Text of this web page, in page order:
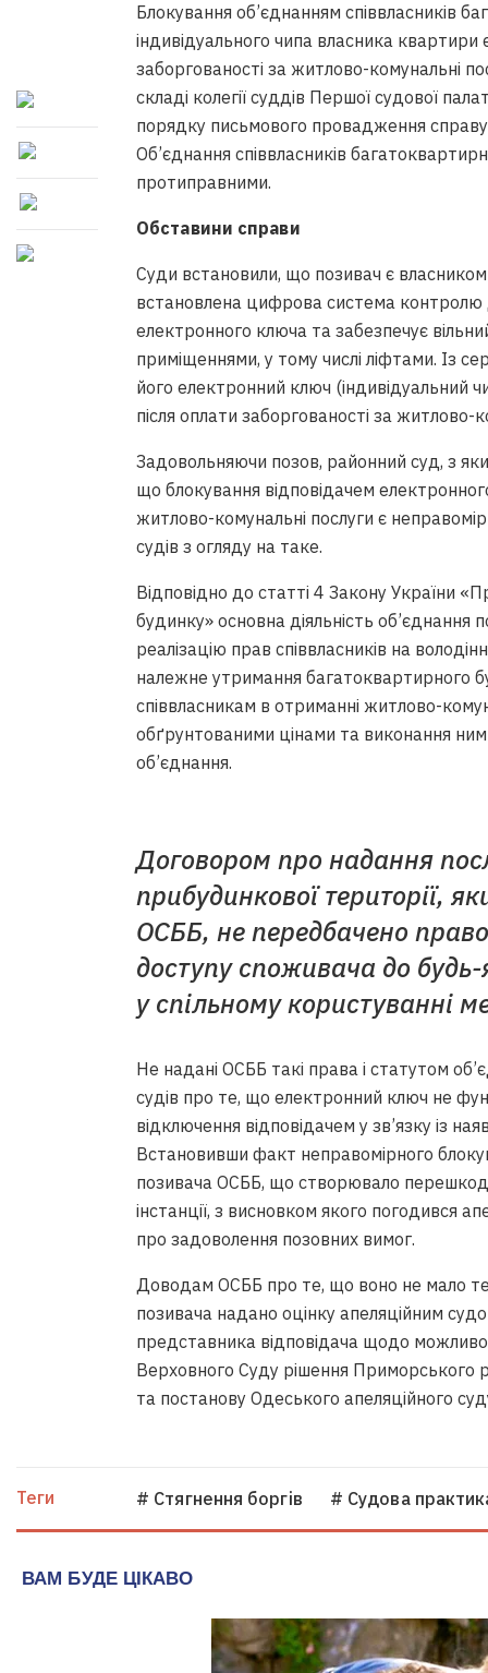
Блокування об’єднанням співвласників
індивідуального чипа власника
заборгованості за житлово-комунальні
складі колегії суддів Першої судової
порядку письмового провадження
Об’єднання співвласників
протиправними.
Обставини справи
Суди встановили, що позивач є
встановлена цифрова система контролю
електронного ключа та забезпечує
приміщеннями, у тому числі ліфтами. Із
його електронний ключ (індивідуальний
після оплати заборгованості за житлово-
Задовольняючи позов, районний суд, з
що блокування відповідачем
житлово-комунальні послуги є
судів з огляду на таке.
Відповідно до статті 4 Закону України
будинку» основна діяльність об’єднання
реалізацію прав співвласників на
належне утримання багатоквартирного
співвласникам в отриманні житлово-
обґрунтованими цінами та виконання ними
об’єднання.
Договором про надання
прибудинкової території,
ОСББ, не передбачено
доступу споживача до
у спільному користуванні
Не надані ОСББ такі права і статутом
судів про те, що електронний ключ не
відключення відповідачем у зв’язку із
Встановивши факт неправомірного
позивача ОСББ, що створювало
інстанції, з висновком якого погодився
про задоволення позовних вимог.
Доводам ОСББ про те, що воно не мало
позивача надано оцінку апеляційним
представника відповідача щодо
Верховного Суду рішення Приморського
та постанову Одеського апеляційного
Теги # Стягнення боргiв # Судова